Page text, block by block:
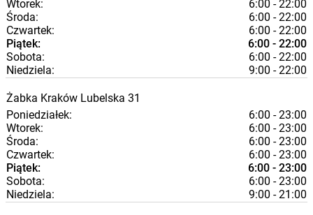
Wtorek:
6:00 - 22:00
Środa:
6:00 - 22:00
Czwartek:
6:00 - 22:00
Piątek:
6:00 - 22:00
Sobota:
6:00 - 22:00
Niedziela:
9:00 - 22:00
Żabka Kraków Lubelska 31
Poniedziałek:
6:00 - 23:00
Wtorek:
6:00 - 23:00
Środa:
6:00 - 23:00
Czwartek:
6:00 - 23:00
Piątek:
6:00 - 23:00
Sobota:
6:00 - 23:00
Niedziela:
9:00 - 21:00